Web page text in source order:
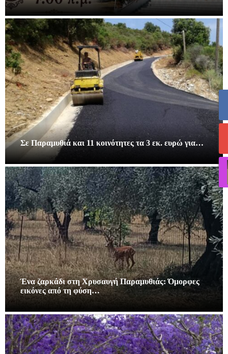
Σε Παραμυθιά και 11 κοινότητες τα 3 εκ. ευρώ για…
Ένα ζαρκάδι στη Χρυσαυγή Παραμυθιάς: Όμορφες
εικόνες από τη φύση…